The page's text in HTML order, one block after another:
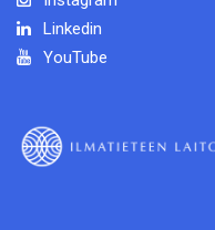
Linkedin
YouTube